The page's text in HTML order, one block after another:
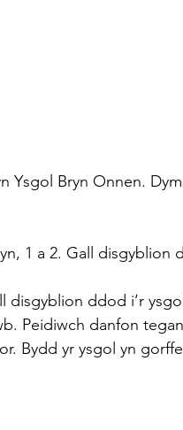
Ysgol Bryn Onnen.
1 a 2. Gall disgyblion
disgyblion ddod i’r
Peidiwch danfon
Diwrnod olaf y tymor. Bydd yr ysgol